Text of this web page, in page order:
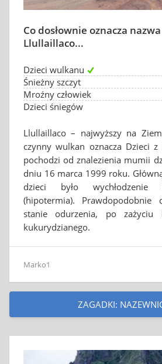
Co dosłownie oznacza
Llullaillaco...
Dzieci wulkanu
Śnieżny szczyt
Mroźny człowiek
Dzieci śniegów
Llullaillaco – najwyższy na
czynny wulkan oznacza Dzieci
pochodzi od znalezienia mumii
dniu 16 marca 1999 roku.
dzieci było wychłodzenie
(hipotermia). Prawdopodobnie
stanie odurzenia, po
kukurydzianego.
Marko1
ZAGADKI: